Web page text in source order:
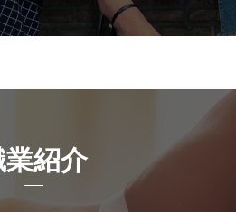
業紹介